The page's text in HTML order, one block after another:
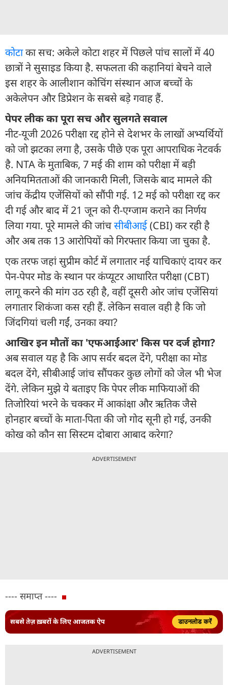
कोटाका सच: अकेले कोटा शहर में पिछले पांच सालों में 40
छात्रों ने सुसाइड किया है. सफलता की कहानियां बेचने वाले
इस शहर के आलीशान कोचिंग संस्थान आज बच्चों के
अकेलेपन और डिप्रेशन के सबसे बड़े गवाह हैं.
पेपर लीक का पूरा सच और सुलगते सवाल
नीट-यूजी 2026 परीक्षा रद्द होने से देशभर के लाखों अभ्यर्थियों
को जो झटका लगा है, उसके पीछे एक पूरा आपराधिक नेटवर्क
है. NTA के मुताबिक, 7 मई की शाम को परीक्षा में बड़ी
अनियमितताओं की जानकारी मिली, जिसके बाद मामले की
जांच केंद्रीय एजेंसियों को सौंपी गई. 12 मई को परीक्षा रद्द कर
दी गई और बाद में 21 जून को री-एग्जाम कराने का निर्णय
लिया गया. पूरे मामले की जांचसीबीआई(CBI) कर रही है
और अब तक 13 आरोपियों को गिरफ्तार किया जा चुका है.
एक तरफ जहां सुप्रीम कोर्ट में लगातार नई याचिकाएं दायर कर
पेन-पेपर मोड के स्थान पर कंप्यूटर आधारित परीक्षा (CBT)
लागू करने की मांग उठ रही है, वहीं दूसरी ओर जांच एजेंसियां
लगातार शिकंजा कस रही हैं. लेकिन सवाल वही है कि जो
जिंदगियां चली गईं, उनका क्या?
आखिर इन मौतों का 'एफआईआर' किस पर दर्ज होगा?
अब सवाल यह है कि आप सर्वर बदल देंगे, परीक्षा का मोड
बदल देंगे, सीबीआई जांच सौंपकर कुछ लोगों को जेल भी भेज
देंगे. लेकिन मुझे ये बताइए कि पेपर लीक माफियाओं की
तिजोरियां भरने के चक्कर में आकांक्षा और ऋतिक जैसे
होनहार बच्चों के माता-पिता की जो गोद सूनी हो गई, उनकी
कोख को कौन सा सिस्टम दोबारा आबाद करेगा?
ADVERTISEMENT
---- समाप्त ----
सबसे तेज़ ख़बरों के लिए आजतक ऐप डाउनलोड करें
ADVERTISEMENT